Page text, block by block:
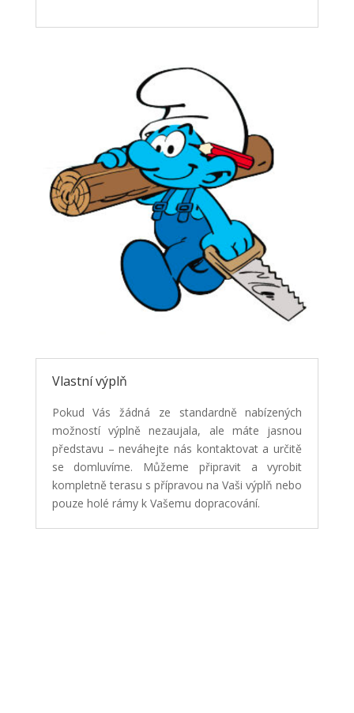
Vlastní výplň
Pokud Vás žádná ze standardně nabízených
možností výplně nezaujala, ale máte jasnou
představu – neváhejte nás kontaktovat a určitě
se domluvíme. Můžeme připravit a vyrobit
kompletně terasu s přípravou na Vaši výplň nebo
pouze holé rámy k Vašemu dopracování.